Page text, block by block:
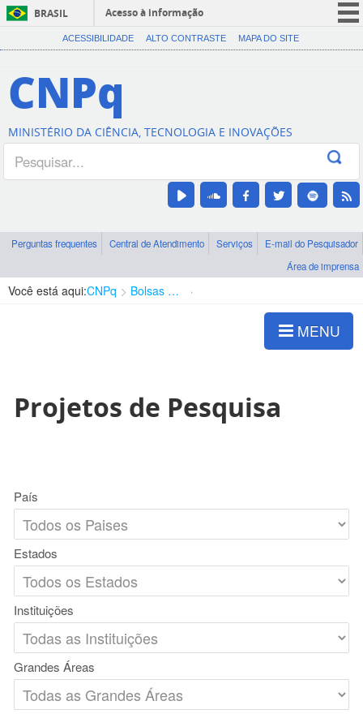
BRASIL
Acesso à informação
CORONAVÍRUS (COVID-19)
Canais
ACESSIBILIDADE ALTO CONTRASTE MAPA DO SITE
CNPq
MINISTÉRIO DA CIÊNCIA, TECNOLOGIA E INOVAÇÕES
Perguntas frequentes Central de Atendimento Serviços
E-mail do Pesquisador
Área de imprensa
Você está aqui:CNPq Bolsas e Auxílios Vigentes
MENU
Projetos de Pesquisa
País
Estados
Instituições
Grandes Áreas